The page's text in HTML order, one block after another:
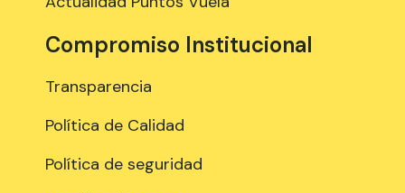
Compromiso Institucional
Transparencia
Política de Calidad
Política de seguridad